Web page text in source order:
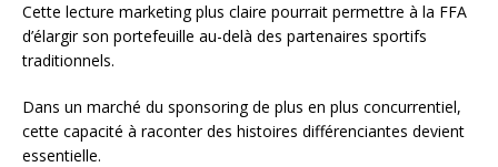
Cette lecture marketing plus claire pourrait permettre à la FFA
d’élargir son portefeuille au-delà des partenaires sportifs
traditionnels.
Dans un marché du sponsoring de plus en plus concurrentiel,
cette capacité à raconter des histoires différenciantes devient
essentielle.